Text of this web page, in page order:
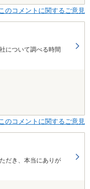
のコメントに関するご意見
について調べる時間
のコメントに関するご意見
だき、本当にありが